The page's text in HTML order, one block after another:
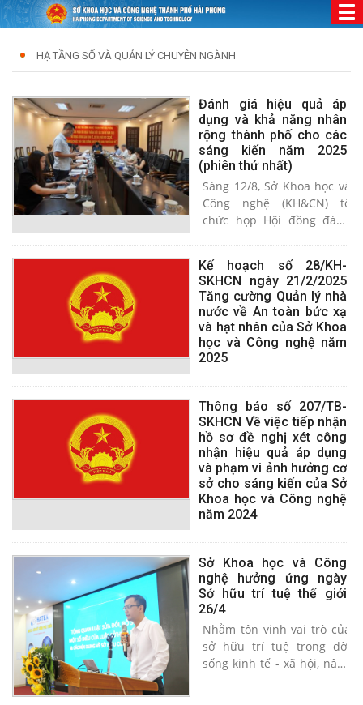
HẠ TẦNG SỐ VÀ QUẢN LÝ CHUYÊN NGÀNH
Đánh giá hiệu quả áp
dụng và khả năng nhân
rộng thành phố cho các
sáng kiến năm 2025
(phiên thứ nhất)
Sáng 12/8, Sở Khoa học và
Công nghệ (KH&CN) tổ
chức họp Hội đồng đánh
phố cho các sáng kiến năm
2025. Tham dự có đại diện
các Sở, ban, ngành, đơn vị
liên quan. Phó Giám đốc
Sở KH&CN Phạm Huy
Thắng làm Phó Chủ tịch
Kế hoạch số 28/KH-
SKHCN ngày 21/2/2025
Tăng cường Quản lý nhà
nước về An toàn bức xạ
và hạt nhân của Sở Khoa
học và Công nghệ năm
2025
Thông báo số 207/TB-
SKHCN Về việc tiếp nhận
hồ sơ đề nghị xét công
nhận hiệu quả áp dụng
và phạm vi ảnh hưởng cơ
sở cho sáng kiến của Sở
Khoa học và Công nghệ
năm 2024
Sở Khoa học và Công
nghệ hưởng ứng ngày
Sở hữu trí tuệ thế giới
26/4
Nhằm tôn vinh vai trò của
sở hữu trí tuệ trong đời
sống kinh tế - xã hội, nâng